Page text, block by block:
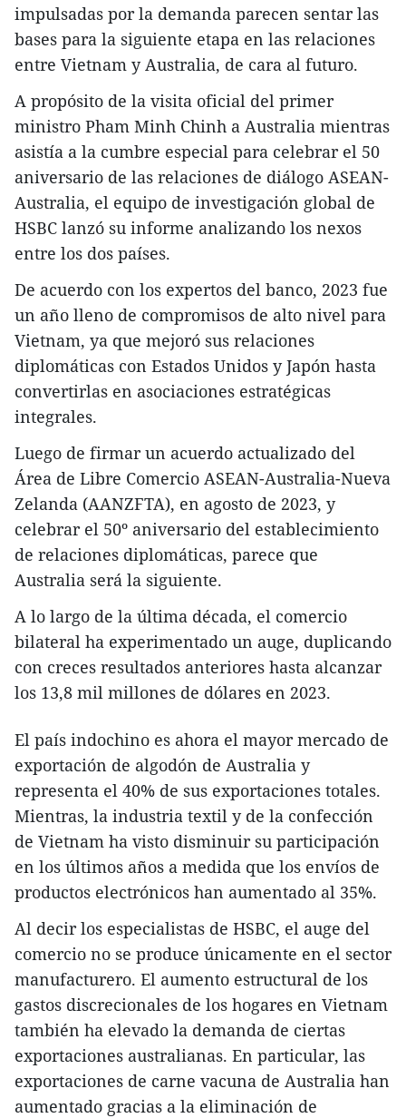
impulsadas por la demanda parecen sentar las
bases para la siguiente etapa en las relaciones
entre Vietnam y Australia, de cara al futuro.
A propósito de la visita oficial del primer
ministro Pham Minh Chinh a Australia mientras
asistía a la cumbre especial para celebrar el 50
aniversario de las relaciones de diálogo ASEAN-
Australia, el equipo de investigación global de
HSBC lanzó su informe analizando los nexos
entre los dos países.
De acuerdo con los expertos del banco, 2023 fue
un año lleno de compromisos de alto nivel para
Vietnam, ya que mejoró sus relaciones
diplomáticas con Estados Unidos y Japón hasta
convertirlas en asociaciones estratégicas
integrales.
Luego de firmar un acuerdo actualizado del
Área de Libre Comercio ASEAN-Australia-Nueva
Zelanda (AANZFTA), en agosto de 2023, y
celebrar el 50º aniversario del establecimiento
de relaciones diplomáticas, parece que
Australia será la siguiente.
A lo largo de la última década, el comercio
bilateral ha experimentado un auge, duplicando
con creces resultados anteriores hasta alcanzar
los 13,8 mil millones de dólares en 2023.
El país indochino es ahora el mayor mercado de
exportación de algodón de Australia y
representa el 40% de sus exportaciones totales.
Mientras, la industria textil y de la confección
de Vietnam ha visto disminuir su participación
en los últimos años a medida que los envíos de
productos electrónicos han aumentado al 35%.
Al decir los especialistas de HSBC, el auge del
comercio no se produce únicamente en el sector
manufacturero. El aumento estructural de los
gastos discrecionales de los hogares en Vietnam
también ha elevado la demanda de ciertas
exportaciones australianas. En particular, las
exportaciones de carne vacuna de Australia han
aumentado gracias a la eliminación de